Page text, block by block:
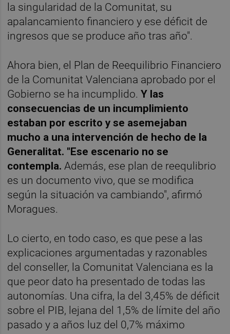
la singularidad de la Comunitat, su
apalancamiento financiero y ese déficit de
ingresos que se produce año tras año".
Ahora bien, el Plan de Reequilibrio Financiero
de la Comunitat Valenciana aprobado por el
Gobierno se ha incumplido.Y las
consecuencias de un incumplimiento
estaban por escrito y se asemejaban
mucho a una intervención de hecho de la
Generalitat. "Ese escenario no se
contempla. Además, ese plan de reequlibrio
es un documento vivo, que se modifica
según la situación va cambiando", afirmó
Moragues.
Lo cierto, en todo caso, es que pese a las
explicaciones argumentadas y razonables
del conseller, la Comunitat Valenciana es la
que peor dato ha presentado de todas las
autonomías. Una cifra, la del 3,45% de déficit
sobre el PIB, lejana del 1,5% de límite del año
pasado y a años luz del 0,7% máximo